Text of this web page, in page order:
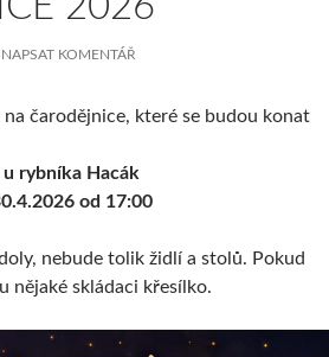
NAPSAT KOMENTÁŘ
na čarodějnice, které se budou konat
u rybníka Hacák
od 17:00
nebude tolik židlí a stolů. Pokud
nějaké skládaci křesílko.